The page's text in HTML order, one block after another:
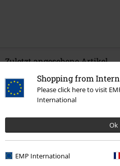
Shopping from
Please click here to visit
International
Ok
EMP International
Zuletzt angesehene Artikel